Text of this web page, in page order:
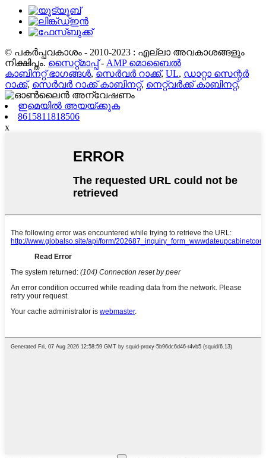
© പകർപ്പവകാശം - 2010-2023 : എല്ലാ അവകാശങ്ങളും
നിക്ഷിപ്തം. സൈറ്റ്മാപ്പ്- AMP മൊബൈൽ
കാബിനറ്റ് ഭാഗങ്ങൾ, സെർവർ റാക്ക്, UL, ഡാറ്റാ സെന്റർ
റാക്ക്, സെർവർ റാക്ക് കാബിനറ്റ്, നെറ്റ്‌വർക്ക് കാബിനറ്റ്,
ഇമെയിൽ അയയ്ക്കുക
8615811818506
x